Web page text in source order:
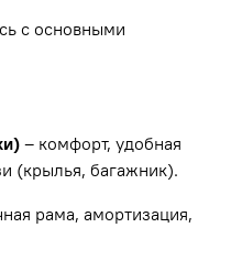
с основными
– комфорт, удобная
(крылья, багажник).
рама, амортизация,